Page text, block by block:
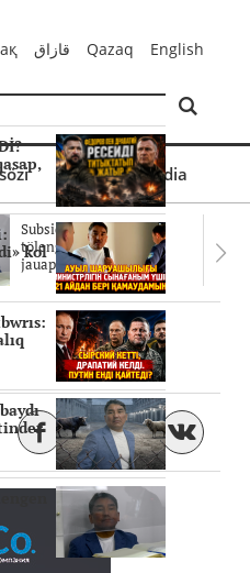
قازاق Qazaq English
Mul'timedia
Subsidiyalar zañdı
tölengen be? Sottağı
jauaptar ayıpta..
kol